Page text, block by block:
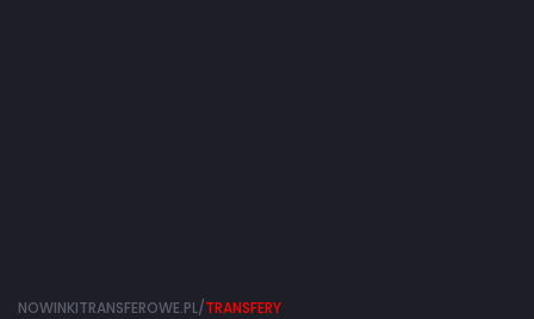
NOWINKITRANSFEROWE.PL/TRANSFERY